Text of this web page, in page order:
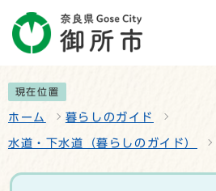
現在位置
ホーム 暮らしのガイド
水道・下水道（暮らしのガイド）